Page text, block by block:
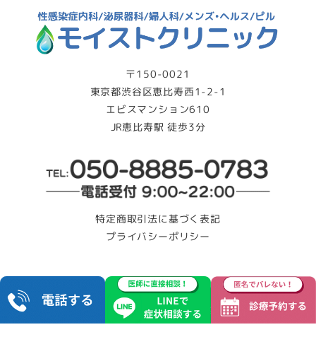
〒150-0021
東京都渋谷区恵比寿西1-2-1
エビスマンション610
JR恵比寿駅 徒歩3分
特定商取引法に基づく表記
プライバシーポリシー
Copyright © モイストクリニック All Rights Reserved.